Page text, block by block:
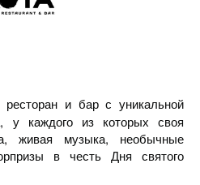
ресторан и бар с уникальной
у каждого из которых своя
живая музыка, необычные
в честь Дня святого